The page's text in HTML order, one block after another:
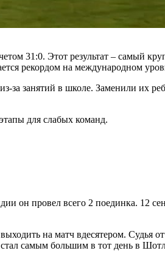
31:0. Этот результат – самый
рекордом на международном
за занятий в школе. Заменили их
для слабых команд.
провел всего 2 поединка. 12
на матч вдесятером. Судья
стал самым большим в тот день в